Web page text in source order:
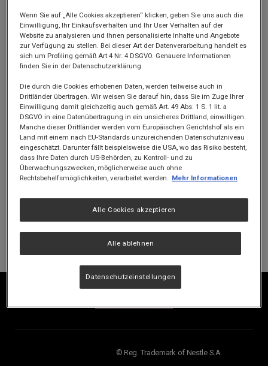
Purina
ProPlan
Purina
ProPlan
Vielen Dank für dein Interesse!
Die Aktion ist leider bereits beendet.
Willst du keine weitere Aktion mehr verpassen?
Dann melde dich jetzt zu unseremPURINA Newsletter
an und sichere dir Vorteile für deinen Liebling. Wir
informieren dich regelmäßig über Gewinnspiele,
Aktionen und neue Produkte.
© Reg. Trademark of Nestle S.A.
Wenn Sie auf „Alle Cookies akzeptieren“ klicken, geben Sie uns auch die
Einwilligung, Ihr Einkaufsverhalten und Ihr User Verhalten auf der
Website zu analysieren und Ihnen personalisierte Inhalte und Angebote
zur Verfügung zu stellen. Bei dieser Art der Datenverarbeitung handelt es
sich um Profiling gemäß Art 4 Nr. 4 DSGVO. Genauere Informationen
finden Sie in der Datenschutzerklärung.
Die durch die Cookies erhobenen Daten, werden teilweise auch in
Drittländer übertragen. Wir weisen Sie darauf hin, dass Sie im Zuge Ihrer
Einwilligung damit gleichzeitig auch gemäß Art. 49 Abs. 1 S. 1 lit. a
DSGVO in eine Datenübertragung in ein unsicheres Drittland, einwilligen.
Manche dieser Drittländer werden vom Europäischen Gerichtshof als ein
Land mit einem nach EU-Standards unzureichenden Datenschutzniveau
eingeschätzt. Darunter fällt beispielsweise die USA, wo das Risiko besteht,
dass Ihre Daten durch US-Behörden, zu Kontroll- und zu
Überwachungszwecken, möglicherweise auch ohne
Rechtsbehelfsmöglichkeiten, verarbeitet werden. Mehr Informationen
Alle ablehnen
Alle Cookies akzeptieren
Datenschutzeinstellungen